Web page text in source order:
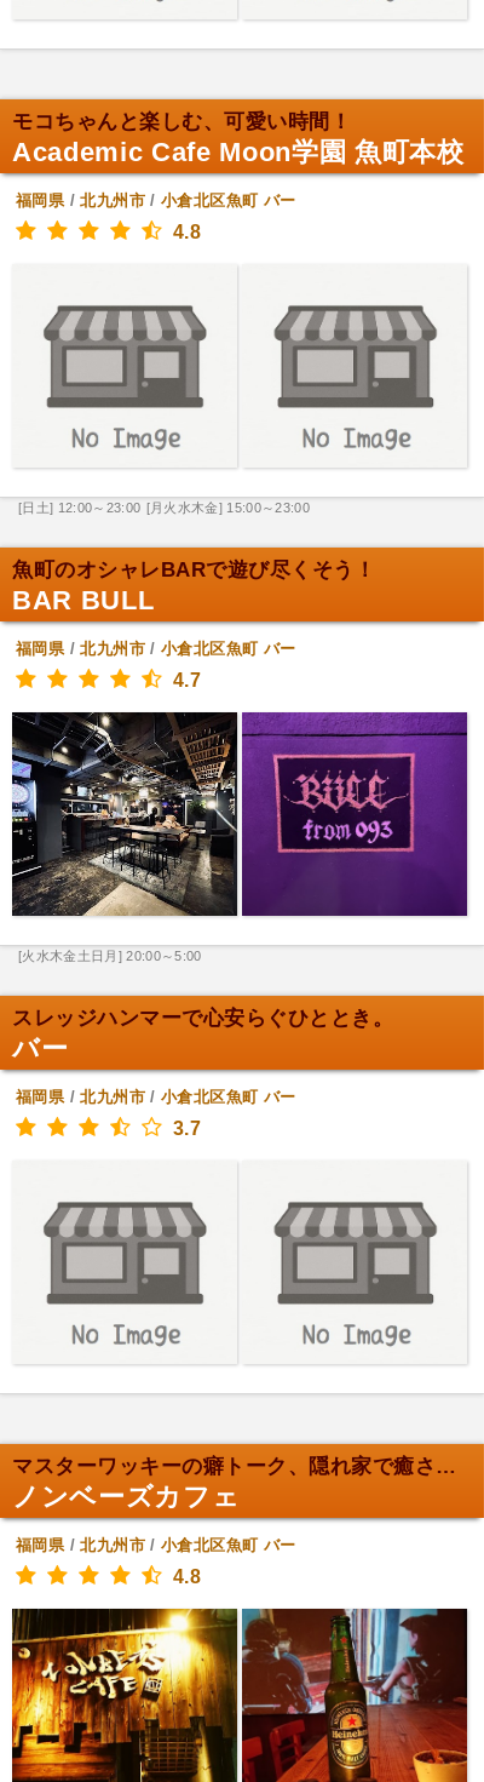
モコちゃんと楽しむ、可愛い時間！
Academic Cafe Moon学園 魚町本校
福岡県/北九州市/小倉北区魚町 バー
4.8
[日土] 12:00～23:00 [月火水木金] 15:00～23:00
魚町のオシャレBARで遊び尽くそう！
BAR BULL
福岡県/北九州市/小倉北区魚町 バー
4.7
[火水木金土日月] 20:00～5:00
スレッジハンマーで心安らぐひととき。
バー
福岡県/北九州市/小倉北区魚町 バー
3.7
マスターワッキーの癖トーク、隠れ家で癒される。
ノンベーズカフェ
福岡県/北九州市/小倉北区魚町 バー
4.8